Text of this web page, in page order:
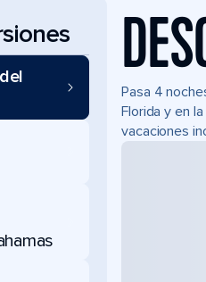
Pasa 4
Florida y en
vacaciones